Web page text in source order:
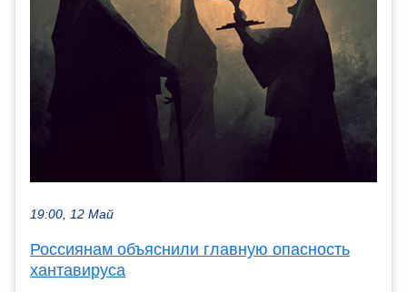
19:00, 12 Май
Россиянам объяснили главную опасность
хантавируса